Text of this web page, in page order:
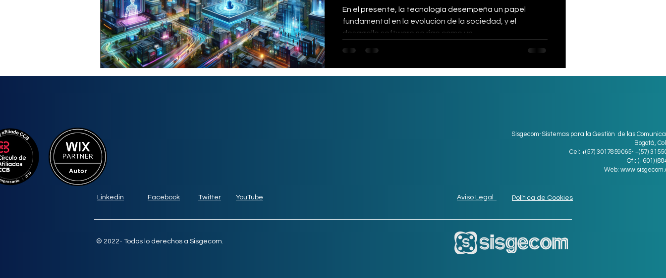
En el presente, la tecnología desempeña un papel
fundamental en la evolución de la sociedad, y el
desarrollo software se rige como un...
Sisgecom-Sistemas para la Gestión de las
Bogotá,
Cel: +(57) 3017859065- +(57)
Ofi: (+601)
Web:
Linkedin Facebook Twitter YouTube Aviso Legal Política de Cookies
© 2022- Todos lo derechos a Sisgecom.